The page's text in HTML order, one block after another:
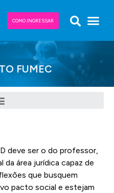
COMO INGRESSAR
FUMEC
deve ser o do professor,
área jurídica capaz de
que busquem
pacto social e estejam